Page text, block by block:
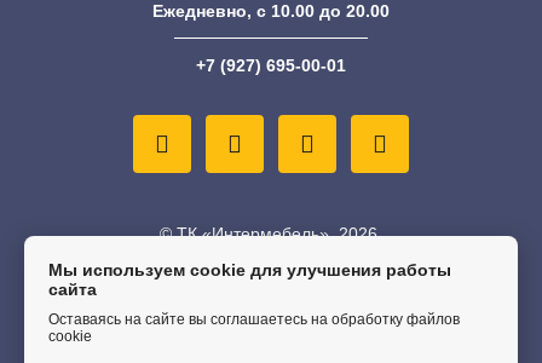
Ежедневно, с 10.00 до 20.00
+7 (927) 695-00-01
© ТК «Интермебель», 2026.
Информация на сайте не является публичной офертой
Политика конфиденциальности
Мы используем cookie для улучшения работы
сайта
Оставаясь на сайте вы соглашаетесь на обработку файлов
cookie